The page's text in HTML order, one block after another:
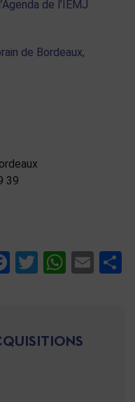
de l’IEMJ
de Bordeaux,
39
Facebook
Twitter